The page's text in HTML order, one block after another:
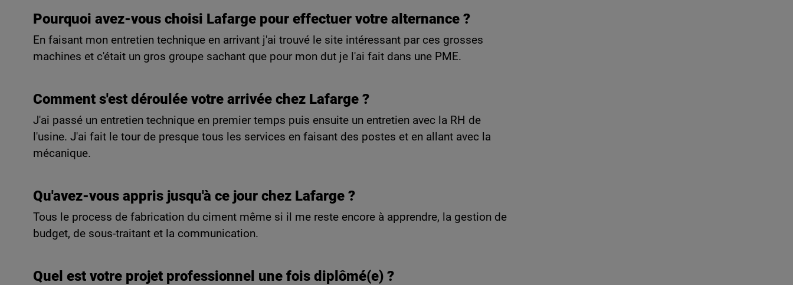
Pourquoi avez-vous choisi Lafarge pour effectuer votre alternance ?
En faisant mon entretien technique en arrivant j'ai trouvé le site intéressant par ces grosses
machines et c'était un gros groupe sachant que pour mon dut je l'ai fait dans une PME.
Comment s'est déroulée votre arrivée chez Lafarge ?
J'ai passé un entretien technique en premier temps puis ensuite un entretien avec la RH de
l'usine. J'ai fait le tour de presque tous les services en faisant des postes et en allant avec la
mécanique.
Qu'avez-vous appris jusqu'à ce jour chez Lafarge ?
Tous le process de fabrication du ciment même si il me reste encore à apprendre, la gestion de
budget, de sous-traitant et la communication.
Quel est votre projet professionnel une fois diplômé(e) ?